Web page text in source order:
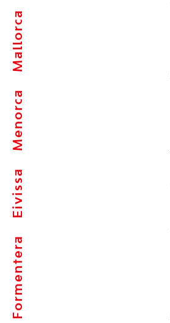
Formentera
Eivissa
Menorca
Mallorca